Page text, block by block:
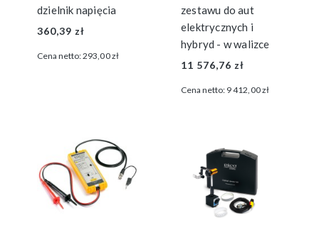
dzielnik napięcia
360,39 zł
Cena netto:293,00 zł
zestawu do aut
elektrycznych i
hybryd - w walizce
11 576,76 zł
Cena netto: 9 412,00 zł